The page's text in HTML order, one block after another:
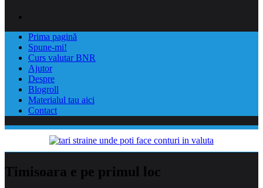
Prima pagină
Spune-mi!
Curs valutar BNR
Ajutor
Despre
Blogroll
Materialul tau aici
Contact
Timisoara e pe primul loc